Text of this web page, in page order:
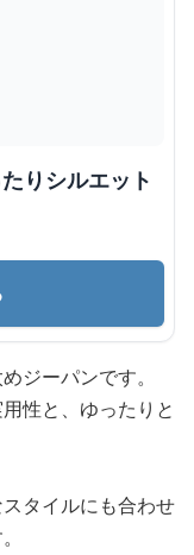
りシルエット
ジーパンです。
性と、ゆったりと
タイルにも合わせ